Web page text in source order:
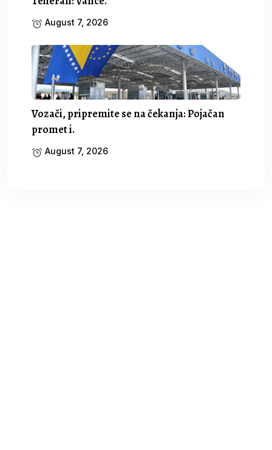
August 7, 2026
Vozači, pripremite se na čekanja: Pojačan
promet i.
August 7, 2026